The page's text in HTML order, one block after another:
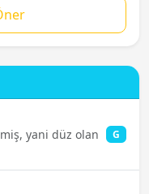
yani düz olan
G